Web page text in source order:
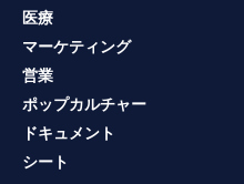
医療
マーケティング
営業
ポップカルチャー
ドキュメント
シート